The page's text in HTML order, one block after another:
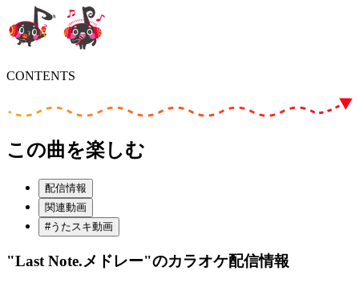
CONTENTS
この曲を楽しむ
配信情報
関連動画
#うたスキ動画
"Last Note.メドレー"のカラオケ配信情報